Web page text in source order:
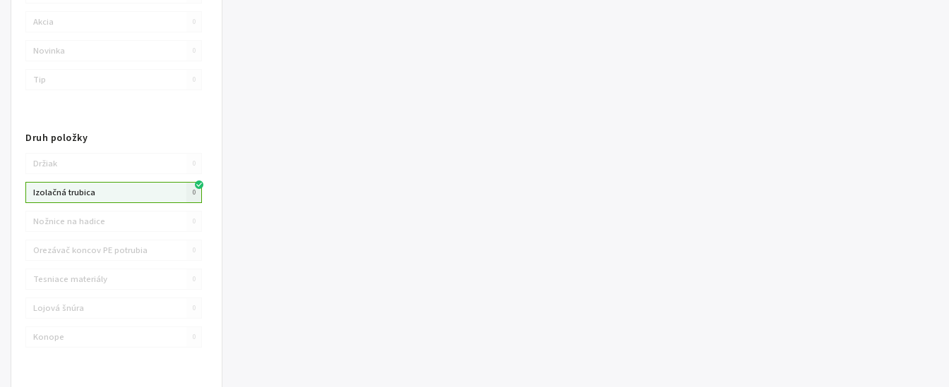
Akcia 0
Novinka 0
Tip 0
Druh položky
Držiak 0
Izolačná trubica 0
Nožnice na hadice 0
Orezávač koncov PE potrubia 0
Tesniace materiály 0
Lojová šnúra 0
Konope 0